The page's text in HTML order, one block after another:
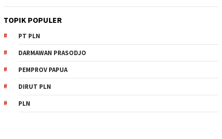
TOPIK POPULER
PT PLN
DARMAWAN PRASODJO
PEMPROV PAPUA
DIRUT PLN
PLN